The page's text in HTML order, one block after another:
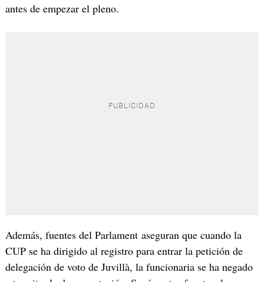
antes de empezar el pleno.
Además, fuentes del Parlament aseguran que cuando la
CUP se ha dirigido al registro para entrar la petición de
delegación de voto de Juvillà, la funcionaria se ha negado